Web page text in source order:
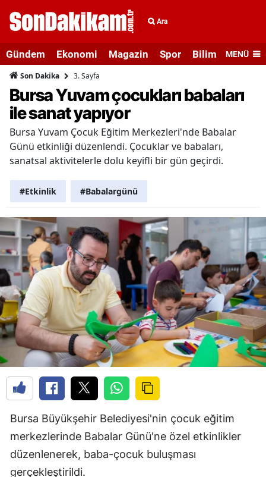
Ara
Gündem Ekonomi Magazin Spor Bilim veMENÜ
Son Dakika 3. Sayfa
Bursa Yuvam çocukları babaları
ile sanat yapıyor
Bursa Yuvam Çocuk Eğitim Merkezleri'nde Babalar
Günü etkinliği düzenlendi. Çocuklar ve babaları,
sanatsal aktivitelerle dolu keyifli bir gün geçirdi.
#Etkinlik #Babalargünü
Bursa Büyükşehir Belediyesi'nin çocuk eğitim
merkezlerinde Babalar Günü'ne özel etkinlikler
düzenlenerek, baba-çocuk buluşması
gerçekleştirildi.